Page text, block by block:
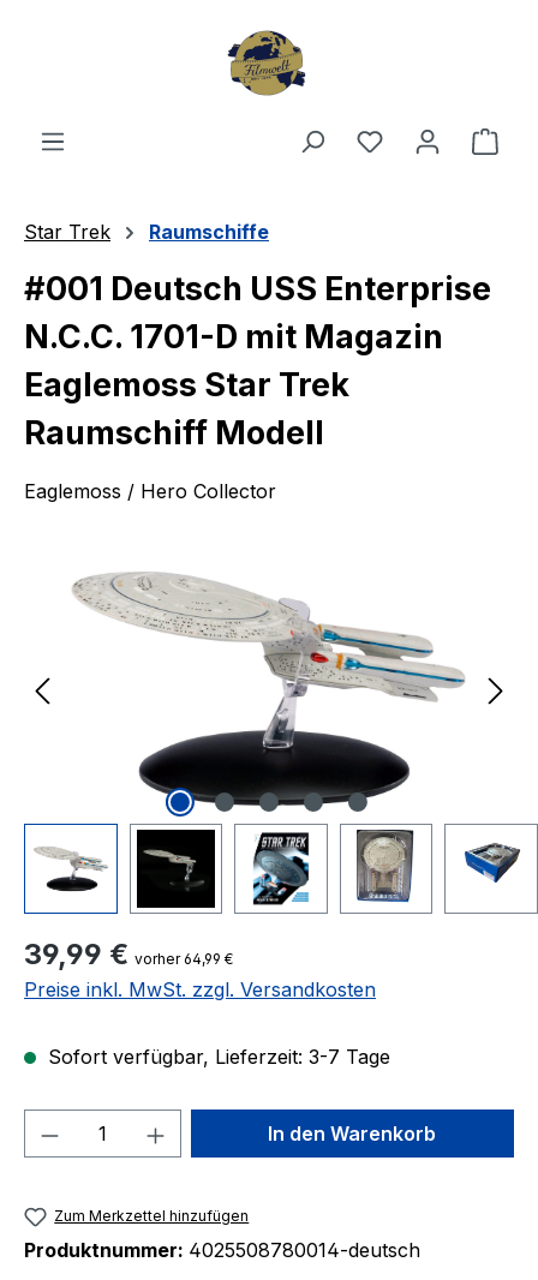
Du hast 0
Star Trek Raumschiffe
#001 Deutsch USS Enterprise
N.C.C. 1701-D mit Magazin
Eaglemoss Star Trek
Raumschiff Modell
Eaglemoss / Hero Collector
Regulärer Preis:
39,99 € vorher 64,99 €
Preise inkl. MwSt. zzgl. Versandkosten
Sofort verfügbar, Lieferzeit: 3-7 Tage
Produkt Anzahl: Gib denIn den Warenkorb
Zum Merkzettel hinzufügen
Produktnummer: 4025508780014-deutsch